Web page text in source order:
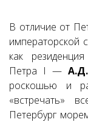
В отличие от
императорской
как
Петра I —
роскошью и
«встречать»
Петербург